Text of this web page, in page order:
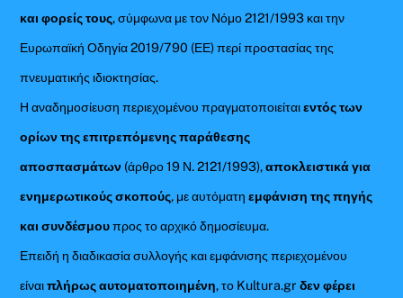
και φορείς τους, σύμφωνα με τον Νόμο 2121/1993 και την
Ευρωπαϊκή Οδηγία 2019/790 (ΕΕ) περί προστασίας της
πνευματικής ιδιοκτησίας.
Η αναδημοσίευση περιεχομένου πραγματοποιείταιεντός των
ορίων της επιτρεπόμενης παράθεσης
αποσπασμάτων (άρθρο 19 Ν. 2121/1993),αποκλειστικά για
ενημερωτικούς σκοπούς, με αυτόματηεμφάνιση της πηγής
και συνδέσμουπρος το αρχικό δημοσίευμα.
Επειδή η διαδικασία συλλογής και εμφάνισης περιεχομένου
είναιπλήρως αυτοματοποιημένη, το Kultura.grδεν φέρει